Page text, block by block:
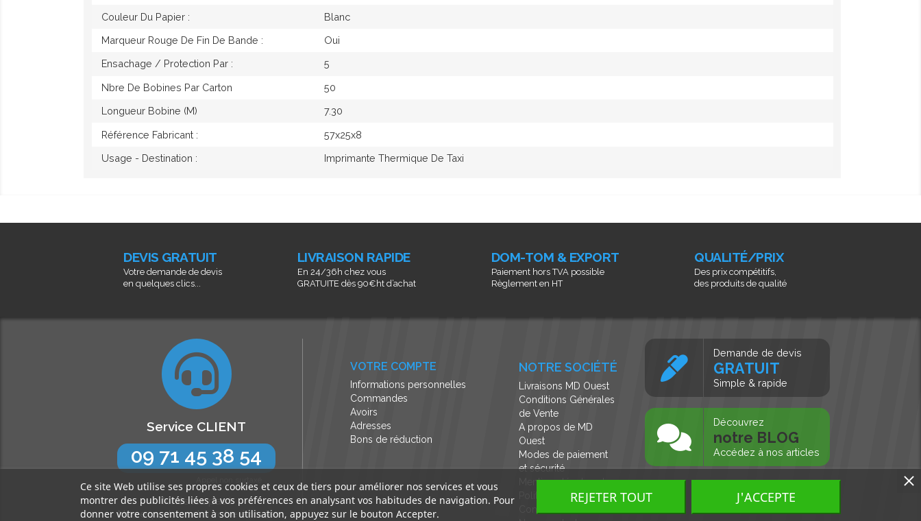
Couleur Du Papier : Blanc
Marqueur Rouge De Fin De Bande : Oui
Ensachage / Protection Par : 5
Nbre De Bobines Par Carton 50
Longueur Bobine (M) 7.30
Référence Fabricant : 57x25x8
Usage - Destination : Imprimante Thermique De Taxi
DEVIS GRATUIT
Votre demande de devis
en quelques clics...
LIVRAISON RAPIDE
En 24/36h chez vous
GRATUITE dès 90€ht d’achat
DOM-TOM & EXPORT
Paiement hors TVA possible
Règlement en HT
QUALITÉ/PRIX
Des prix compétitifs,
des produits de qualité
NOTRE SOCIÉTÉ
Livraisons MD Ouest
Conditions Générales
de Vente
A propos de MD
Ouest
Modes de paiement
et sécurité
Mentions légales et
Politique de
VOTRE COMPTE
Informations personnelles
Commandes
Avoirs
Adresses
Bons de réduction
Service CLIENT
09 71 45 38 54
N’hésitez pas !
Nos experts sont à votre écoute
Demande de devis
GRATUIT
Simple & rapide
Découvrez
notre BLOG
Accédez à nos articles
Ce site Web utilise ses propres cookies et ceux de tiers pour améliorer nos services et vous
montrer des publicités liées à vos préférences en analysant vos habitudes de navigation. Pour
donner votre consentement à son utilisation, appuyez sur le bouton Accepter.
REJETER TOUT J'ACCEPTE